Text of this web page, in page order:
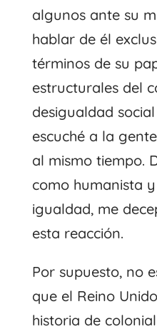
algunos ante su
hablar de él
términos de su
estructurales del
desigualdad
escuché a la
al mismo tiempo.
como humanista
igualdad, me
esta reacción.
Por supuesto, no
que el Reino
historia de